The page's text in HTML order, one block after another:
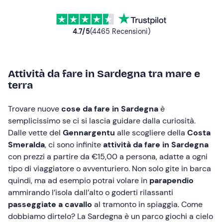
4.7/5(4465 Recensioni)
Attività da fare in Sardegna tra mare e
terra
Trovare nuovecose da fare in Sardegnaè
semplicissimo se ci si lascia guidare dalla curiosità.
Dalle vette del Gennargentu alle scogliere della Costa
Smeralda, ci sono infiniteattività da fare in Sardegna
con prezzi a partire da €15,00 a persona, adatte a ogni
tipo di viaggiatore o avventuriero. Non solo gite in barca
quindi, ma ad esempio potrai volare in parapendio
ammirando l’isola dall’alto o goderti rilassanti
passeggiate a cavallo al tramonto in spiaggia. Come
dobbiamo dirtelo? La Sardegna è un parco giochi a cielo